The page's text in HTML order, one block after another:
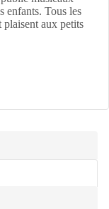
enfants. Tous les
plaisent aux petits